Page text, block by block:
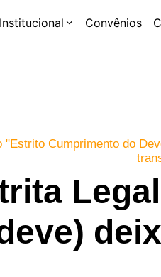
Institucional Convênios
"Estrito Cumprimento do